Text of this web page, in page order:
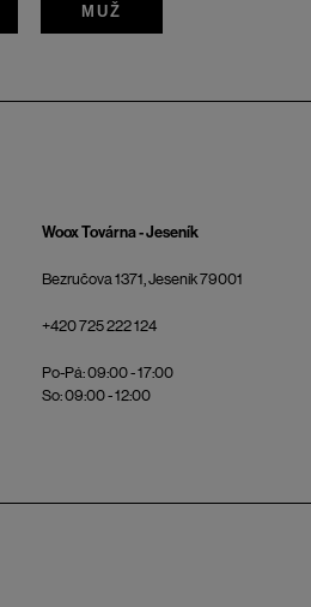
MUŽ
Woox Továrna - Jeseník
Bezručova 1371, Jeseník 79001
+420 725 222 124
Po-Pá: 09:00 - 17:00
So: 09:00 - 12:00